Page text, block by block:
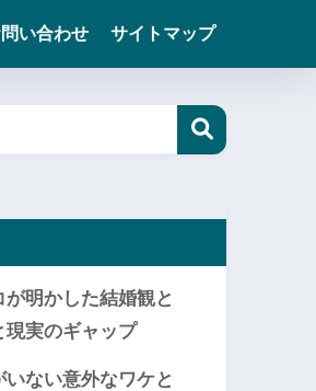
い合わせ サイトマップ
明かした結婚観と
現実のギャップ
ない意外なワケと